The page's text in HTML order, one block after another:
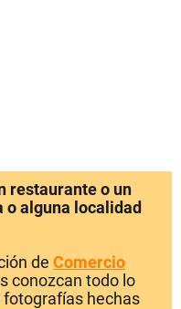
restaurante o un
o alguna localidad
de Comercio
conozcan todo lo
hechas